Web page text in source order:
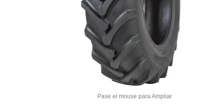
Pase el mouse para Ampliar